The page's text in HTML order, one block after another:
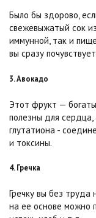
Было бы здорово,
свежевыжатый сок
иммунной, так и
вы сразу
3. Авокадо
Этот фрукт —
полезны для
глутатиона -
и токсины.
4. Гречка
Гречку вы без
на ее основе можно